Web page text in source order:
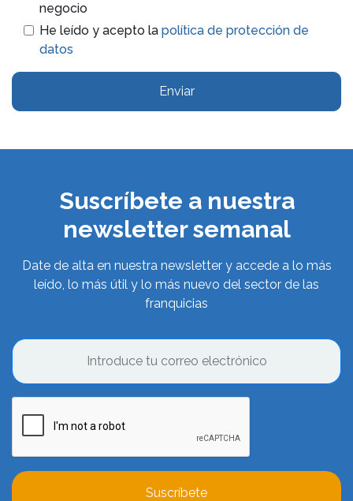
negocio
He leído y acepto la política de protección de
datos
Enviar
Suscríbete a nuestra
newsletter semanal
Date de alta en nuestra newsletter y accede a lo más
leído, lo más útil y lo más nuevo del sector de las
franquicias
Suscríbete